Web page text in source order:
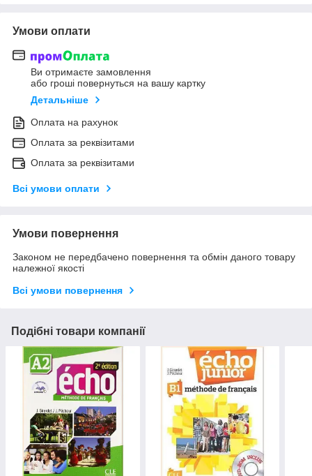
Умови оплати
Ви отримаєте замовлення
або гроші повернуться на вашу картку
Детальніше
Оплата на рахунок
Оплата за реквізитами
Оплата за реквізитами
Всі умови оплати
Умови повернення
Законом не передбачено повернення та обмін даного товару
належної якості
Всі умови повернення
Подібні товари компанії